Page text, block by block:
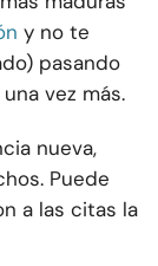
y no te
pasando
vez más.
nueva,
Puede
a las citas la